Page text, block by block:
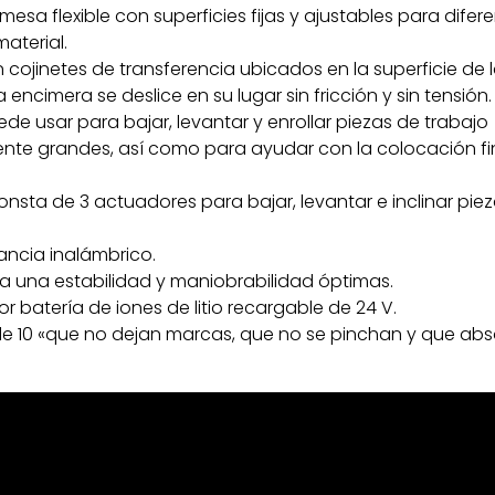
flexible con superficies fijas y ajustables para
cojinetes de transferencia ubicados en la superficie de
encimera se deslice en su lugar sin fricción y sin tensión.
usar para bajar, levantar y enrollar piezas de trabajo
grandes, así como para ayudar con la colocación
de 3 actuadores para bajar, levantar e inclinar
inalámbrico.
una estabilidad y maniobrabilidad óptimas.
batería de iones de litio recargable de 24 V.
10 «que no dejan marcas, que no se pinchan y que